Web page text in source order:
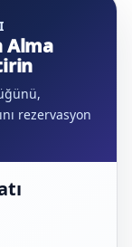
Alma
rezervasyon